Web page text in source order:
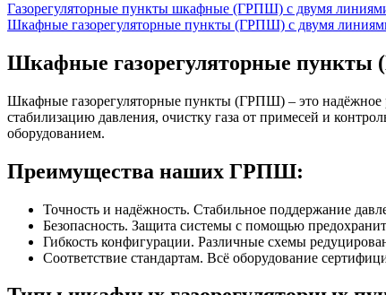
Газорегуляторные пункты шкафные (ГРПШ) с двумя
Шкафные газорегуляторные пункты (ГРПШ) c двумя
Шкафные газорегуляторные
Шкафные газорегуляторные пункты (ГРПШ) – это надёжное
стабилизацию давления, очистку газа от примесей и
оборудованием.
Преимущества наших ГРПШ:
Точность и надёжность. Стабильное поддержание
Безопасность. Защита системы с помощью
Гибкость конфигурации. Различные схемы
Соответствие стандартам. Всё оборудование